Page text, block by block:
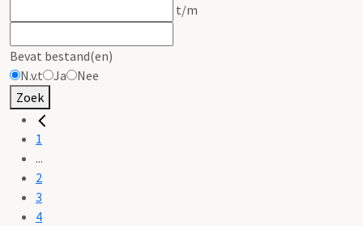
t/m
Bevat bestand(en)
N.v.t
Ja
Nee
Zoek
1
...
2
3
4